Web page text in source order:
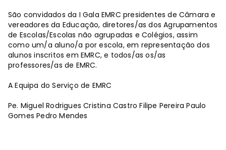
São convidados da I Gala EMRC presidentes de Câmara e
vereadores da Educação, diretores/as dos Agrupamentos
de Escolas/Escolas não agrupadas e Colégios, assim
como um/a aluno/a por escola, em representação dos
alunos inscritos em EMRC, e todos/as os/as
professores/as de EMRC.
A Equipa do Serviço de EMRC
Pe. Miguel Rodrigues Cristina Castro Filipe Pereira Paulo
Gomes Pedro Mendes